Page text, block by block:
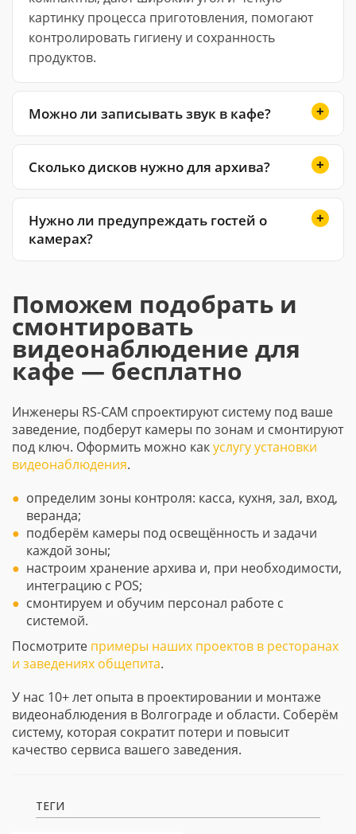
картинку процесса приготовления, помогают
контролировать гигиену и сохранность
продуктов.
Можно ли записывать звук в кафе?
Сколько дисков нужно для архива?
Нужно ли предупреждать гостей о
камерах?
Поможем подобрать и
смонтировать
видеонаблюдение для
кафе — бесплатно
Инженеры RS-CAM спроектируют систему под ваше
заведение, подберут камеры по зонам и смонтируют
под ключ. Оформить можно какуслугу установки
видеонаблюдения.
определим зоны контроля: касса, кухня, зал, вход,
веранда;
подберём камеры под освещённость и задачи
каждой зоны;
настроим хранение архива и, при необходимости,
интеграцию с POS;
смонтируем и обучим персонал работе с
системой.
Посмотрите примеры наших проектов в ресторанах
и заведениях общепита.
У нас 10+ лет опыта в проектировании и монтаже
видеонаблюдения в Волгограде и области. Соберём
систему, которая сократит потери и повысит
качество сервиса вашего заведения.
ТЕГИ